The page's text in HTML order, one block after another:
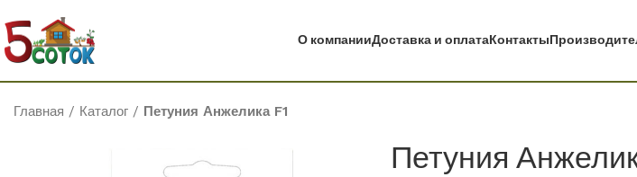
О компанииДоставка и оплатаКонтакты
Главная / Каталог / Петуния Анжелика F1
Петуния